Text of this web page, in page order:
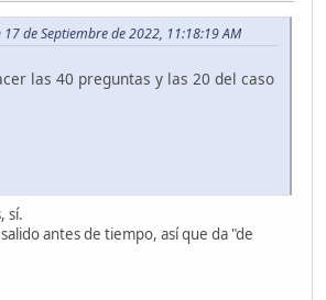
de Septiembre de 2022, 11:18:19 AM
las 40 preguntas y las 20 del caso
sí.
antes de tiempo, así que da "de